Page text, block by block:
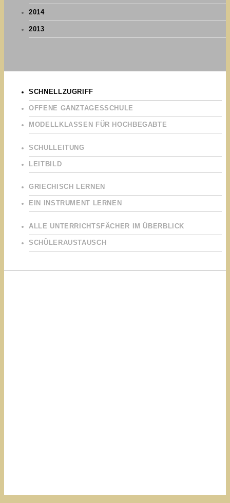
2014
2013
SCHNELLZUGRIFF
OFFENE GANZTAGESSCHULE
MODELLKLASSEN FÜR HOCHBEGABTE
SCHULLEITUNG
LEITBILD
GRIECHISCH LERNEN
EIN INSTRUMENT LERNEN
ALLE UNTERRICHTSFÄCHER IM ÜBERBLICK
SCHÜLERAUSTAUSCH